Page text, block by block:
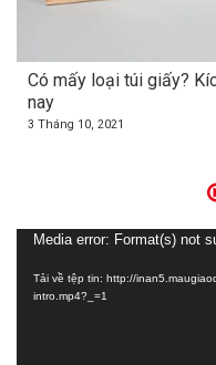
Có mấy loại túi giấy?
nay
3 Tháng 10, 2021
Trình
chơi
Video
Media error: Format(s) not
Tải về tệp tin: http://
intro.mp4?_=1